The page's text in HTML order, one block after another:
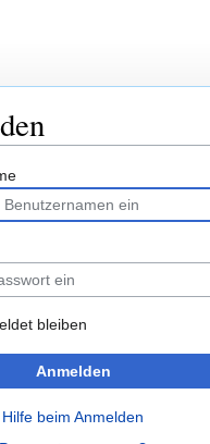
bleiben
Anmelden
Hilfe beim Anmelden